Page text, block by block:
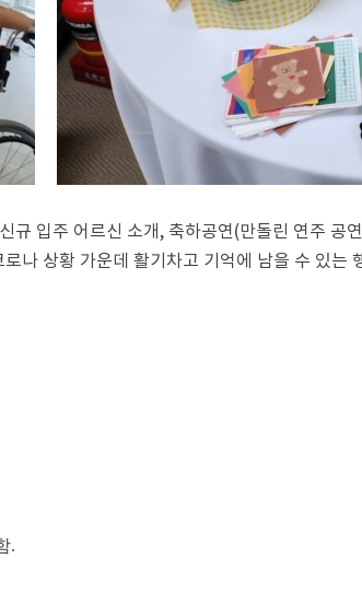
입주 어르신 소개, 축하공연(만돌린 연주 공
나 상황 가운데 활기차고 기억에 남을 수 있는
.